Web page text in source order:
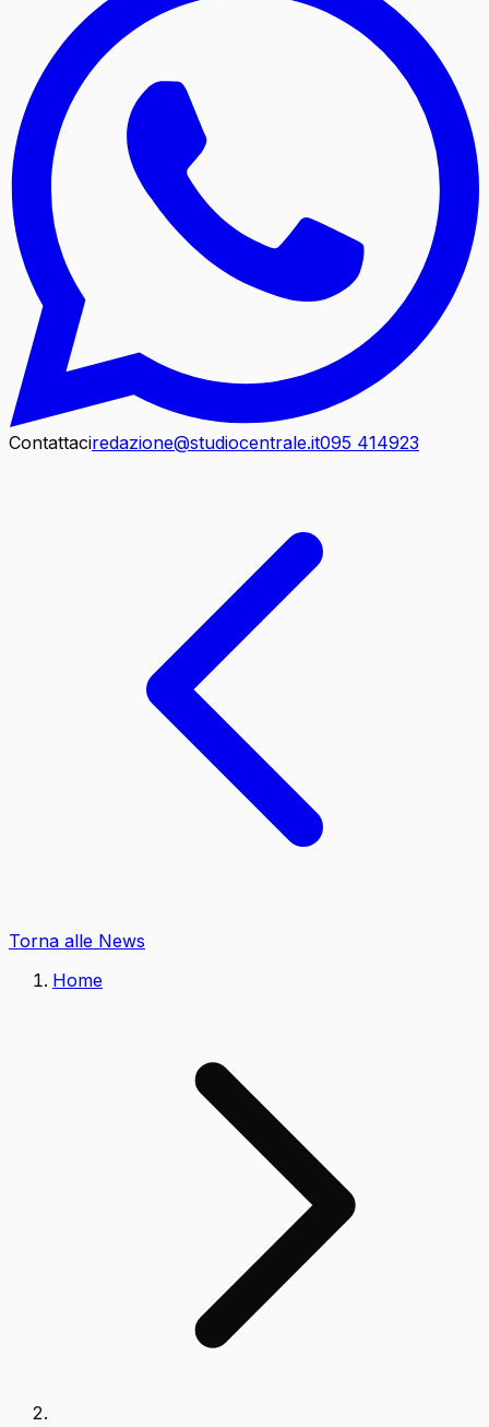
Contattaciredazione@studiocentrale.it095 414923
Torna alle News
Home